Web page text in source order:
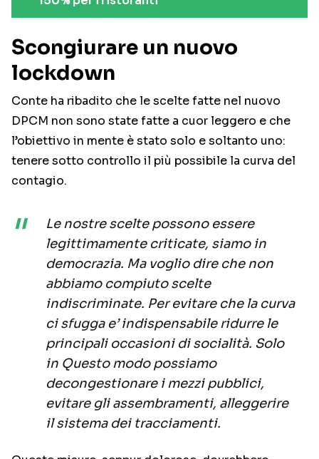
Scongiurare un nuovo
lockdown
Conte ha ribadito che le scelte fatte nel nuovo
DPCM non sono state fatte a cuor leggero e che
l’obiettivo in mente è stato solo e soltanto uno:
tenere sotto controllo il più possibile la curva del
contagio.
Le nostre scelte possono essere
legittimamente criticate, siamo in
democrazia. Ma voglio dire che non
abbiamo compiuto scelte
indiscriminate. Per evitare che la curva
ci sfugga e’ indispensabile ridurre le
principali occasioni di socialità. Solo
in Questo modo possiamo
decongestionare i mezzi pubblici,
evitare gli assembramenti, alleggerire
il sistema dei tracciamenti.